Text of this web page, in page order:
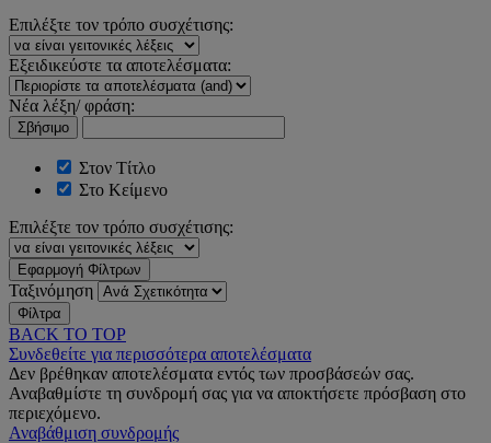
Επιλέξτε τον τρόπο συσχέτισης:
Εξειδικεύστε τα αποτελέσματα:
Νέα λέξη/ φράση:
Σβήσιμο
Στον Τίτλο
Στο Κείμενο
Επιλέξτε τον τρόπο συσχέτισης:
Εφαρμογή Φίλτρων
Ταξινόμηση
Φίλτρα
BACK TO TOP
Συνδεθείτε για περισσότερα αποτελέσματα
Δεν βρέθηκαν αποτελέσματα εντός των προσβάσεών σας.
Αναβαθμίστε τη συνδρομή σας για να αποκτήσετε πρόσβαση στο
περιεχόμενο.
Αναβάθμιση συνδρομής